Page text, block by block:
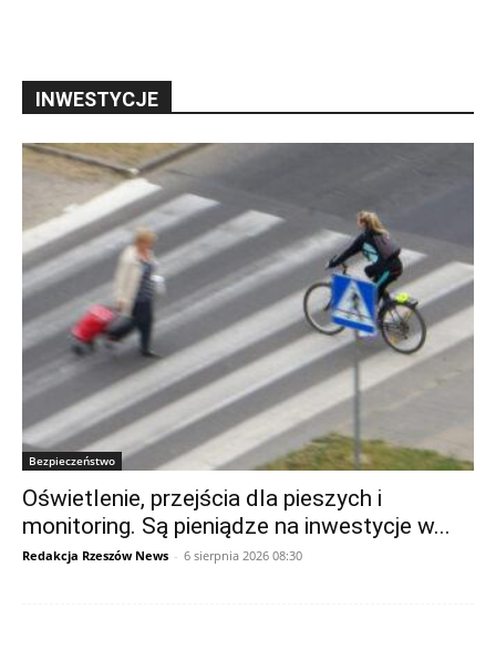
INWESTYCJE
Bezpieczeństwo
Oświetlenie, przejścia dla pieszych i
monitoring. Są pieniądze na inwestycje w...
Redakcja Rzeszów News - 6 sierpnia 2026 08:30